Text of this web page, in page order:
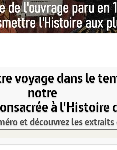
voyage dans le
notre
à l'Histoire
et découvrez les